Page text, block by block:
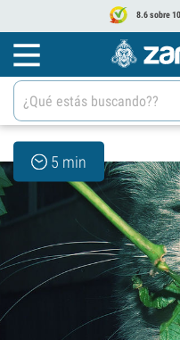
8.6 sobre
5 min